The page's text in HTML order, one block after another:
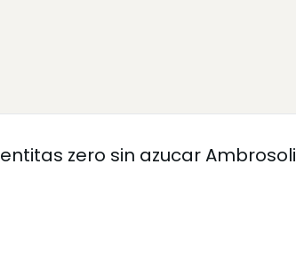
zero sin azucar Ambrosoli